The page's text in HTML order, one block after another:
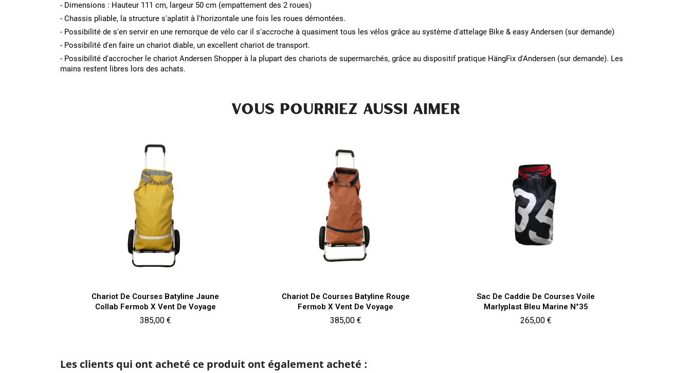
- Dimensions : Hauteur 111 cm, largeur 50 cm (empattement des 2 roues)
- Chassis pliable, la structure s'aplatit à l'horizontale une fois les roues démontées.
- Possibilité de s'en servir en une remorque de vélo car il s'accroche à quasiment tous les vélos grâce au système d'attelage Bike & easy Andersen (sur demande)
- Possibilité d'en faire un chariot diable, un excellent chariot de transport.
- Possibilité d'accrocher le chariot Andersen Shopper à la plupart des chariots de supermarchés, grâce au dispositif pratique HängFix d'Andersen (sur demande). Les
mains restent libres lors des achats.
VOUS POURRIEZ AUSSI AIMER
Chariot De Courses Batyline Jaune
Collab Fermob X Vent De Voyage
Prix
385,00 €
Aperçu rapide
Chariot De Courses Batyline Rouge
Fermob X Vent De Voyage
Prix
385,00 €
Aperçu rapide
Sac De Caddie De Courses Voile
Marlyplast Bleu Marine N°35
Prix
265,00 €
Aperçu rapide
Les clients qui ont acheté ce produit ont également acheté :